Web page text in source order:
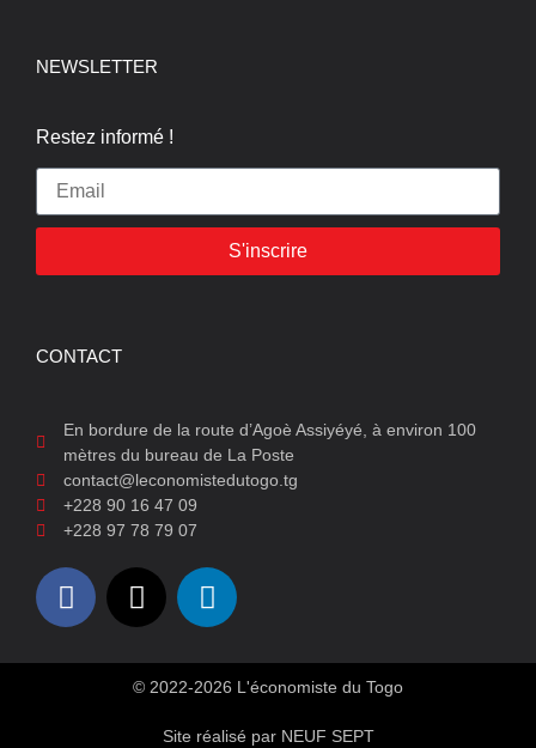
NEWSLETTER
Restez informé !
S'inscrire
CONTACT
En bordure de la route d’Agoè Assiyéyé, à environ 100
mètres du bureau de La Poste
contact@leconomistedutogo.tg
+228 90 16 47 09
+228 97 78 79 07
© 2022-2026 L'économiste du Togo
Site réalisé par NEUF SEPT